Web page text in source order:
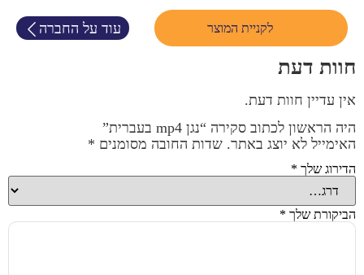
לקניית המוצר עוד על החברה
חוות דעת
אין עדיין חוות דעת.
היה הראשון לכתוב סקירה “נגן mp4 בעברית”
האימייל לא יוצג באתר. שדות החובה מסומנים *
הדירוג שלך *
הביקורת שלך *